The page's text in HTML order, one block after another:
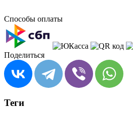
Способы оплаты
Поделиться
Теги